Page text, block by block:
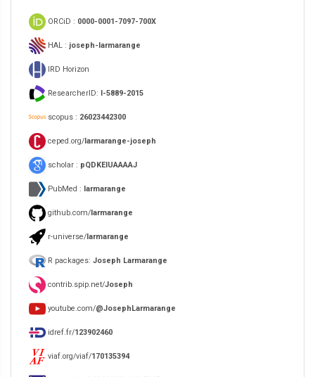
ORCiD : 0000-0001-7097-700X
HAL : joseph-larmarange
IRD Horizon
ResearcherID: I-5889-2015
scopus : 26023442300
ceped.org/larmarange-joseph
scholar : pQDKEIUAAAAJ
PubMed : larmarange
github.com/larmarange
r-universe/larmarange
R packages: Joseph Larmarange
contrib.spip.net/Joseph
youtube.com/@JosephLarmarange
idref.fr/123902460
viaf.org/viaf/170135394